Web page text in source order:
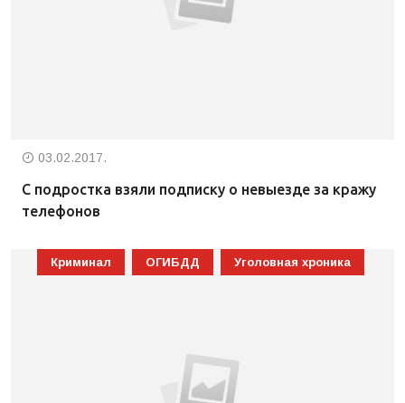
03.02.2017.
С подростка взяли подписку о невыезде за кражу
телефонов
Криминал ОГИБДД Уголовная хроника